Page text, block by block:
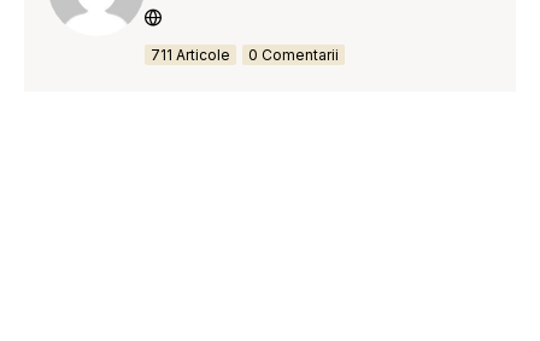
711 Articole 0 Comentarii